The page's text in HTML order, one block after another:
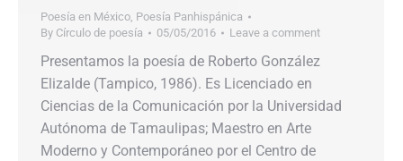
Poesía en México, Poesía Panhispánica
By Círculo de poesía 05/05/2016 Leave a comment
Presentamos la poesía de Roberto González
Elizalde (Tampico, 1986). Es Licenciado en
Ciencias de la Comunicación por la Universidad
Autónoma de Tamaulipas; Maestro en Arte
Moderno y Contemporáneo por el Centro de